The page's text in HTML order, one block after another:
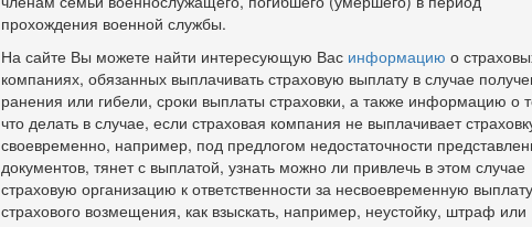
прохождения военной службы.
На сайте Вы можете найти интересующую Вас информацию о
компаниях, обязанных выплачивать страховую выплату в случае
ранения или гибели, сроки выплаты страховки, а также информацию о
что делать в случае, если страховая компания не выплачивает
своевременно, например, под предлогом недостаточности
документов, тянет с выплатой, узнать можно ли привлечь в этом случае
страховую организацию к ответственности за несвоевременную выплату
страхового возмещения, как взыскать, например, неустойку, штраф или